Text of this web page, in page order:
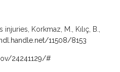
Korkmaz, M., Kılıç, B.,
11508/8153
24241129/#